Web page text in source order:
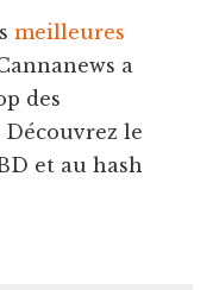
meilleures
a
des
Découvrez le
et au hash